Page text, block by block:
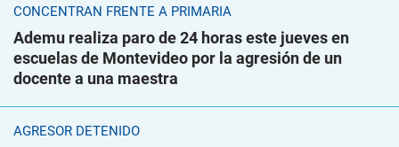
CONCENTRAN FRENTE A PRIMARIA
Ademu realiza paro de 24 horas este jueves en
escuelas de Montevideo por la agresión de un
docente a una maestra
AGRESOR DETENIDO